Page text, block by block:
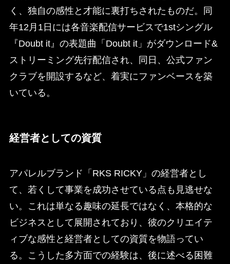
く、独自の感性と才能に裏打ちされたものだ。同
年12月1日には各音楽配信サービスで1stシングル
『Doubt it』の表題曲「Doubt it」がダウンロード&
ストリーミング先行配信され、同日、公式ファン
クラブを開設するなど、着実にファンベースを築
いている。
経営者としての資質
アパレルブランド「RKS RICKY」の経営者とし
て、若くして事業を成功させている点も見逃せな
い。これは単なる趣味の延長ではなく、本格的な
ビジネスとして展開されており、彼のクリエイテ
ィブな感性と経営者としての資質を物語ってい
る。こうした多方面での経験は、後に述べる困難